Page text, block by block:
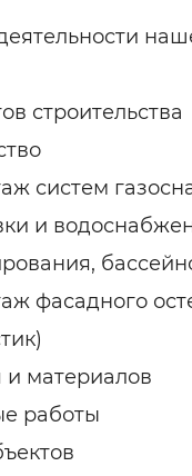
строительства
систем
и
фасадного
и материалов
работы